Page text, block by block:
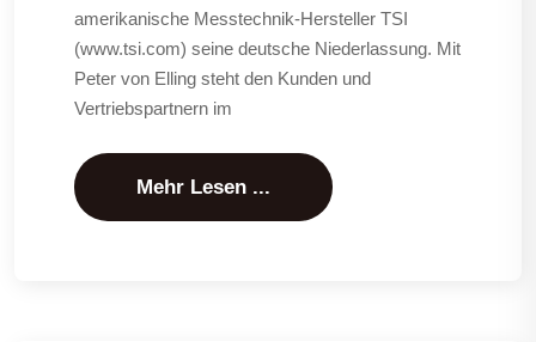
amerikanische Messtechnik-Hersteller TSI
(www.tsi.com) seine deutsche Niederlassung. Mit
Peter von Elling steht den Kunden und
Vertriebspartnern im
Mehr Lesen ...